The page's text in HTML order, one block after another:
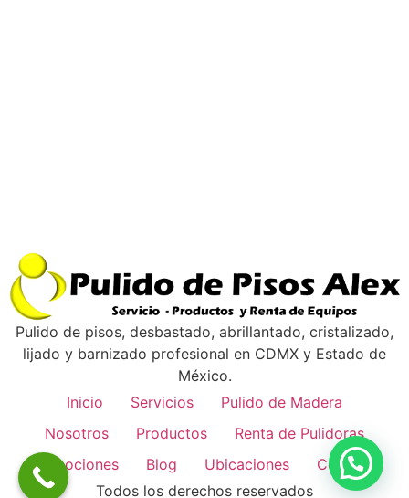
Pulido de pisos, desbastado, abrillantado, cristalizado,
lijado y barnizado profesional en CDMX y Estado de
México.
Inicio
Servicios
Pulido de Madera
Nosotros
Productos
Renta de Pulidoras
Promociones
Blog Ubicaciones
Contacto
Todos los derechos reservados